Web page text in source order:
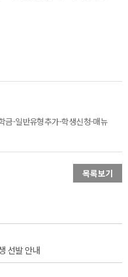
금-일반유형추가-학생신청-매뉴
목록보기
선발 안내